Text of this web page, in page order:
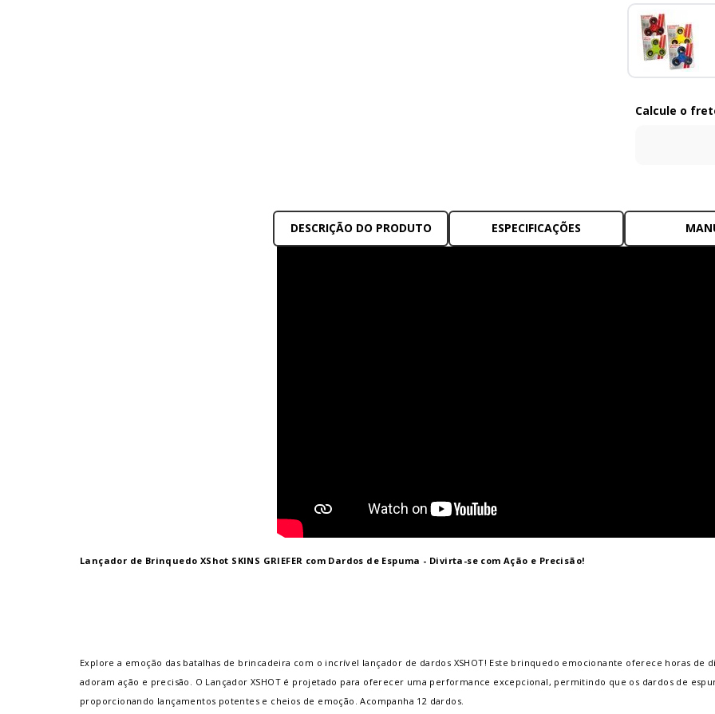
DESCRIÇÃO DO PRODUTO ESPECIFICAÇÕES
Lançador de Brinquedo XShot SKINS GRIEFER com Dardos de Espuma - Divirta-se com Ação e Precisão!
Explore a emoção das batalhas de brincadeira com o incrível lançador de dardos XSHOT! Este brinquedo emocionante oferece horas de
adoram ação e precisão. O Lançador XSHOT é projetado para oferecer uma performance excepcional, permitindo que os dardos de
proporcionando lançamentos potentes e cheios de emoção. Acompanha 12 dardos.